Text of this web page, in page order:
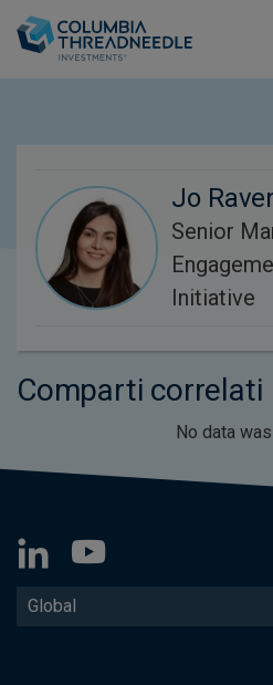
Jo
Senior
Initiative
Comparti correlati
No data
Global